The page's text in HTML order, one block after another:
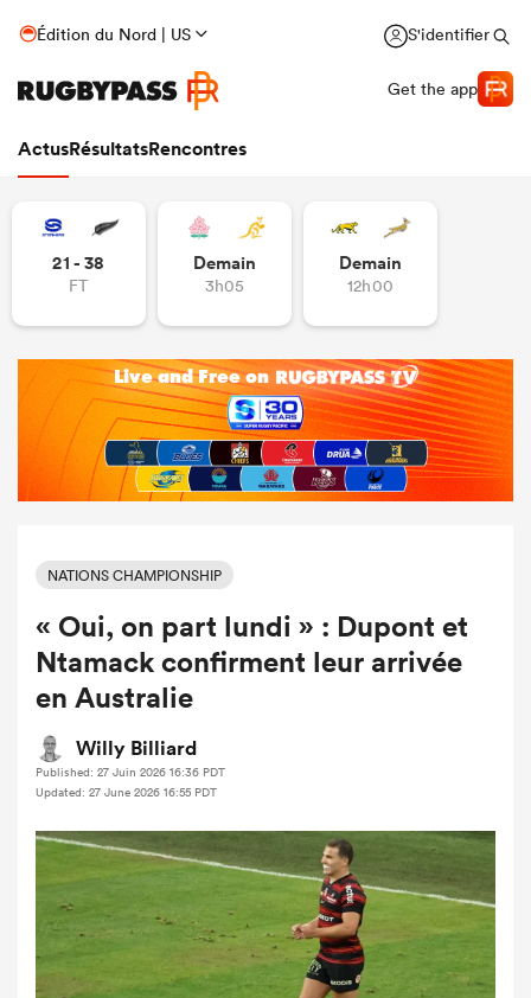
Édition du Nord | US S'identifier
Get the app
ActusRésultatsRencontres
21 - 38
FT
Demain
3h05
Demain
12h00
NATIONS CHAMPIONSHIP
« Oui, on part lundi » : Dupont et
Ntamack confirment leur arrivée
en Australie
Willy Billiard
Published: 27 Juin 2026 16:36 PDT
Updated: 27 June 2026 16:55 PDT